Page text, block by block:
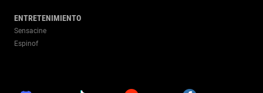
ENTRETENIMIENTO
Sensacine
Espinof